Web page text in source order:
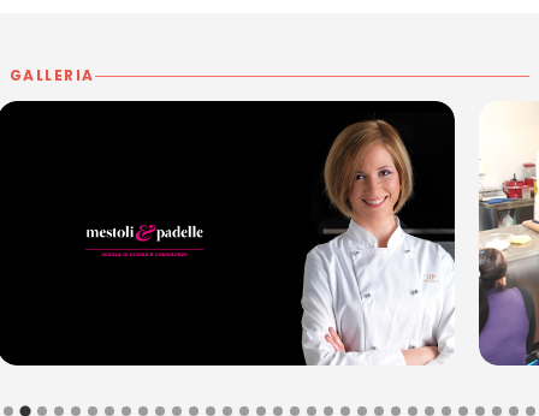
in modo semplice ma efficace il loro know-how.
Micol, maestra di cucina, ti aspetta ai suoi corsi!
mestoliepadelle.it.
MESTOLI E PADELLE di Micol Pisa
Tel. 347 3092448
GALLERIA